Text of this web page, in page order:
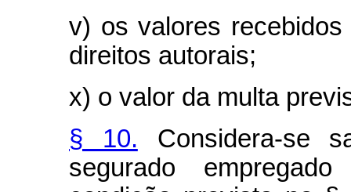
v) os valores
direitos autorais;
x) o valor da multa
§ 10. Considera-se
segurado